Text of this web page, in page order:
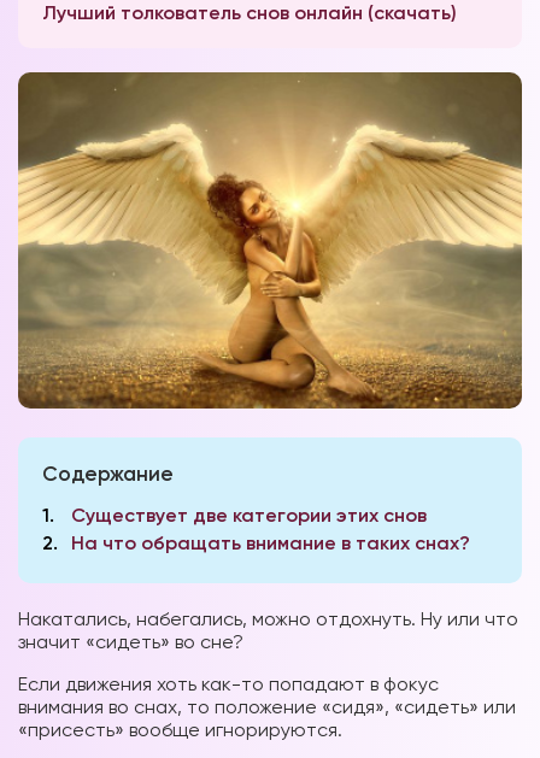
Лучший толкователь снов онлайн (скачать)
Содержание
1
Существует две категории этих снов
2
На что обращать внимание в таких снах?
Накатались, набегались, можно отдохнуть. Ну или что
значит «сидеть» во сне?
Если движения хоть как-то попадают в фокус
внимания во снах, то положение «сидя», «сидеть» или
«присесть» вообще игнорируются.